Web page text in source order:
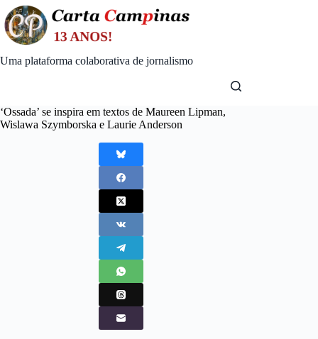
Skip
to
content
Uma plataforma colaborativa de jornalismo
‘Ossada’ se inspira em textos de Maureen Lipman,
Wislawa Szymborska e Laurie Anderson